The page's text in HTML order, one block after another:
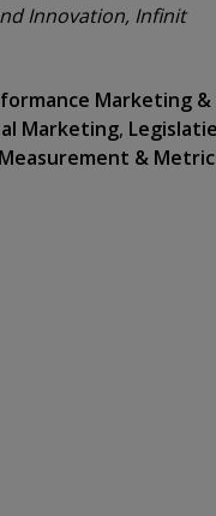
Innovation, Infinit
Marketing &
Marketing,
Measurement &